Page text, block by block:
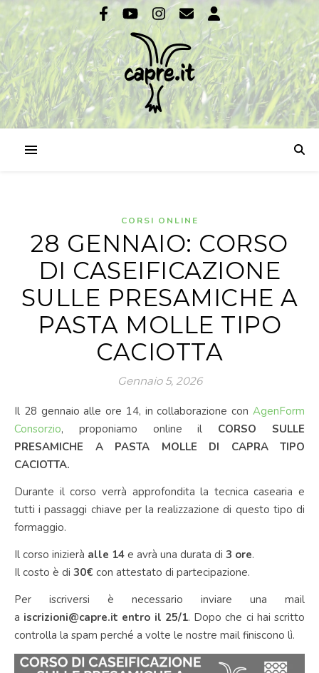
CORSI ONLINE
28 GENNAIO: CORSO
DI CASEIFICAZIONE
SULLE PRESAMICHE A
PASTA MOLLE TIPO
CACIOTTA
Gennaio 5, 2026
Il 28 gennaio alle ore 14, in collaborazione con AgenForm
Consorzio, proponiamo online il CORSO SULLE
PRESAMICHE A PASTA MOLLE DI CAPRA TIPO
CACIOTTA.
Durante il corso verrà approfondita la tecnica casearia e
tutti i passaggi chiave per la realizzazione di questo tipo di
formaggio.
Il corso inizierà alle 14 e avrà una durata di 3 ore.
Il costo è di 30€ con attestato di partecipazione.
Per iscriversi è necessario inviare una mail
a iscrizioni@capre.it entro il 25/1. Dopo che ci hai scritto
controlla la spam perché a volte le nostre mail finiscono lì.